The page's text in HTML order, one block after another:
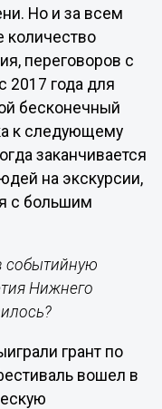
Но и за всем
количество
переговоров с
2017 года для
бесконечный
к следующему
заканчивается
на экскурсии,
с большим
событийную
Нижнего
грант по
вошел в